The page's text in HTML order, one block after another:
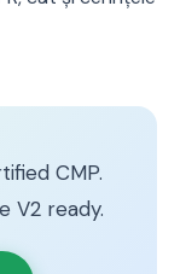
CMP.
V2 ready.